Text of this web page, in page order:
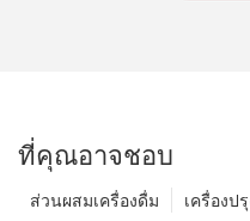
ที่คุณอาจชอบ
เครื่องป
ส่วนผสมเครื่องดื่ม